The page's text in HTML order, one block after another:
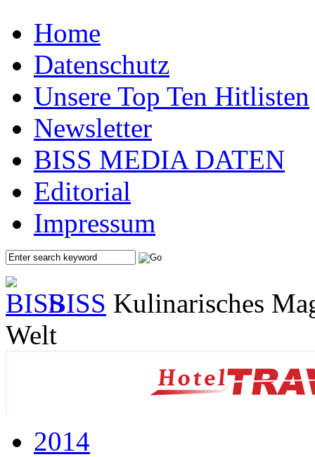
Home
Datenschutz
Unsere Top Ten Hitlisten
Newsletter
BISS MEDIA DATEN
Editorial
Impressum
BISS Kulinarisches
Welt
2014